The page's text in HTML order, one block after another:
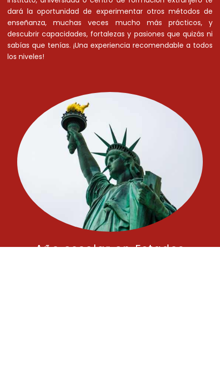
dará la oportunidad de experimentar otros métodos de
enseñanza, muchas veces mucho más prácticos, y
descubrir capacidades, fortalezas y pasiones que quizás ni
sabías que tenías. ¡Una experiencia recomendable a todos
los niveles!
Año escolar en Estados